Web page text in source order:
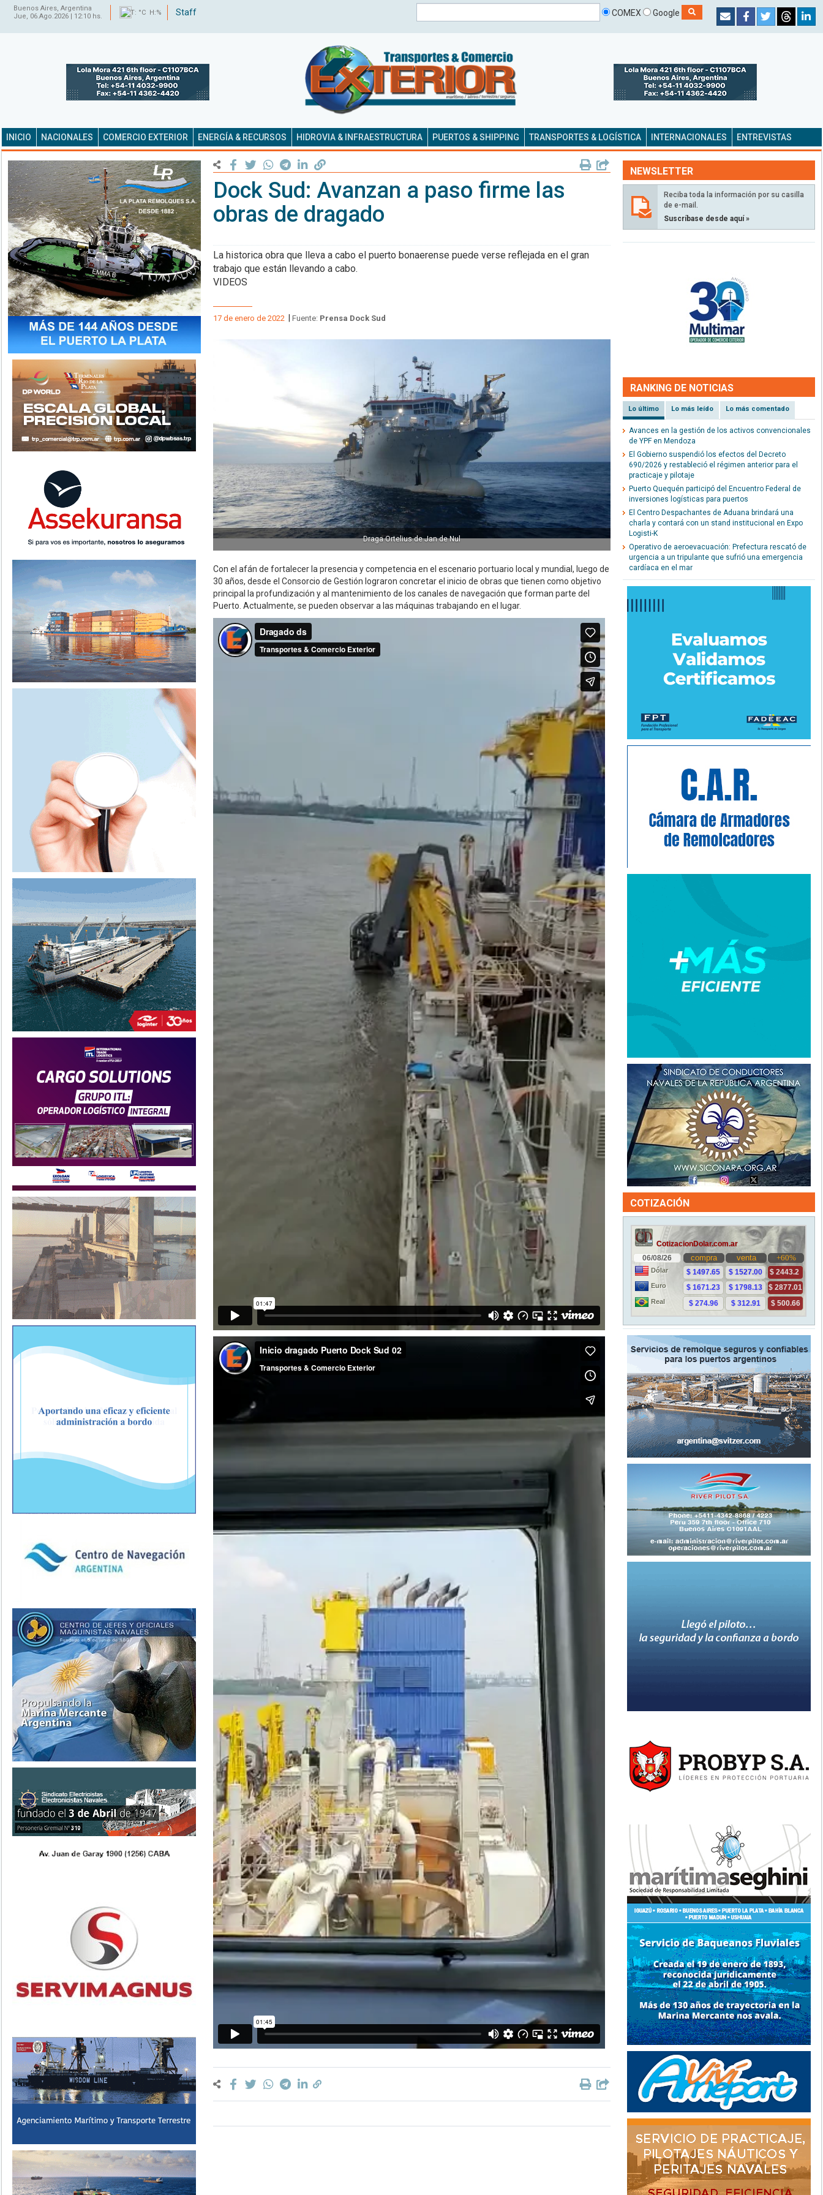
Buenos Aires, Argentina
Jue, 06.Ago.2026 | 12:10 hs.
T: °C H:% Staff COMEX Google
INICIO NACIONALES COMERCIO EXTERIOR ENERGÍA & RECURSOS HIDROVIA & INFRAESTRUCTURA PUERTOS & SHIPPING TRANSPORTES & LOGÍSTICA INTERNACIONALES ENTREVISTAS
Dock Sud: Avanzan a paso firme las
obras de dragado
La historica obra que lleva a cabo el puerto bonaerense puede verse reflejada en el gran
trabajo que están llevando a cabo.
VIDEOS
17 de enero de 2022 Fuente: Prensa Dock Sud
Draga Ortelius de Jan de Nul
Con el afán de fortalecer la presencia y competencia en el escenario portuario local y mundial, luego de
30 años, desde el Consorcio de Gestión lograron concretar el inicio de obras que tienen como objetivo
principal la profundización y al mantenimiento de los canales de navegación que forman parte del
Puerto. Actualmente, se pueden observar a las máquinas trabajando en el lugar.
NEWSLETTER
Reciba toda la información por su casilla
de e-mail.
Suscríbase desde aquí »
RANKING DE NOTICIAS
Lo último Lo más leído Lo más comentado
Avances en la gestión de los activos convencionales
de YPF en Mendoza
El Gobierno suspendió los efectos del Decreto
690/2026 y restableció el régimen anterior para el
practicaje y pilotaje
Puerto Quequén participó del Encuentro Federal de
inversiones logísticas para puertos
El Centro Despachantes de Aduana brindará una
charla y contará con un stand institucional en Expo
Logisti-K
Operativo de aeroevacuación: Prefectura rescató de
urgencia a un tripulante que sufrió una emergencia
cardíaca en el mar
COTIZACIÓN